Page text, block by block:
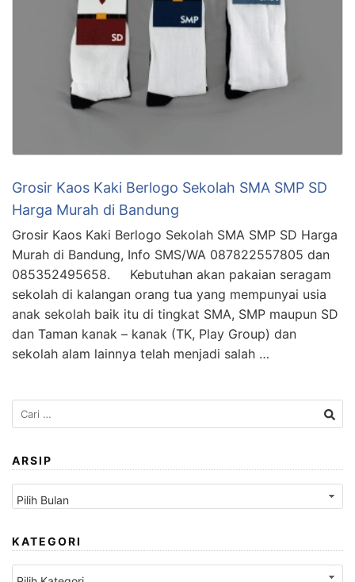
Grosir Kaos Kaki Berlogo Sekolah SMA SMP SD
Harga Murah di Bandung
Grosir Kaos Kaki Berlogo Sekolah SMA SMP SD Harga
Murah di Bandung, Info SMS/WA 087822557805 dan
085352495658. Kebutuhan akan pakaian seragam
sekolah di kalangan orang tua yang mempunyai usia
anak sekolah baik itu di tingkat SMA, SMP maupun SD
dan Taman kanak – kanak (TK, Play Group) dan
sekolah alam lainnya telah menjadi salah …
Cari
untuk:
ARSIP
Arsip
KATEGORI
Kategori